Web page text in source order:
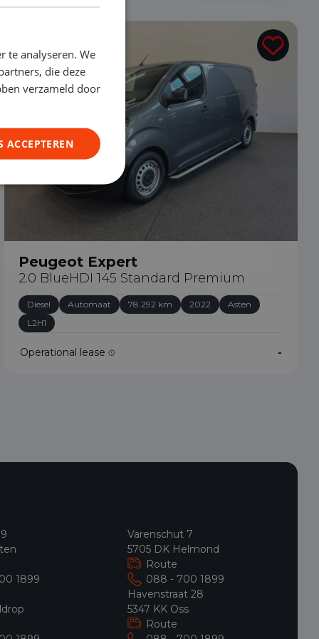
Peugeot Expert
2.0 BlueHDI 145 Standard Premium
Diesel Automaat 78.292 km 2022
Asten
L2H1
Operational lease -
1899
Varenschut 7
5705 DK Helmond
Route
088 - 700 1899
Havenstraat 28
5347 KK Oss
Route
te analyseren. We
die deze
verzameld door
ACCEPTEREN